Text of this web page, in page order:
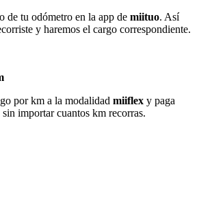
de tu odómetro en la app de miituo. Así
y haremos el cargo correspondiente.
por km a la modalidad miiflex y paga
importar cuantos km recorras.